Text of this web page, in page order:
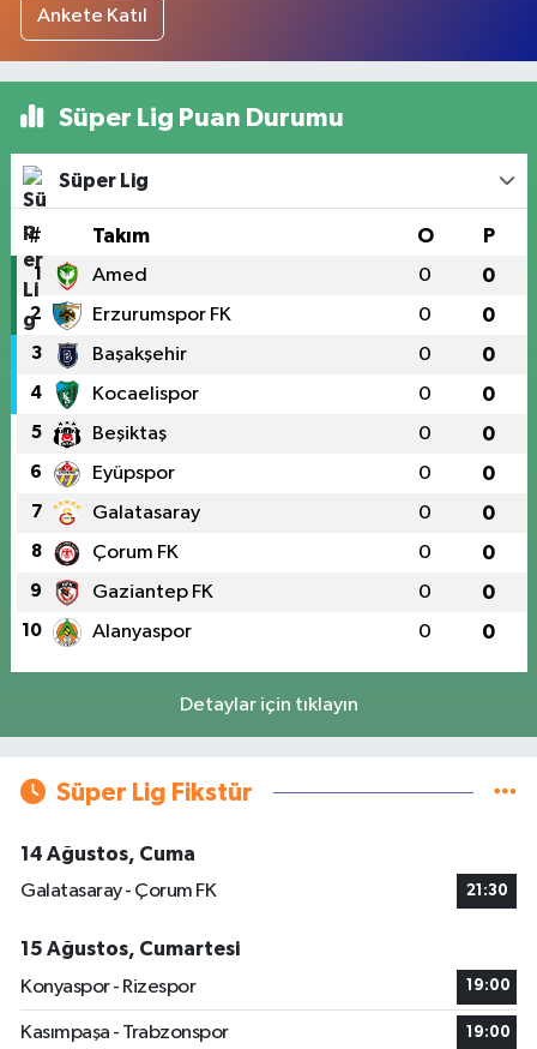
Ankete Katıl
Süper Lig Puan Durumu
Süper Lig
# Takım O P
1 Amed 0 0
2 Erzurumspor FK 0 0
3 Başakşehir 0 0
4 Kocaelispor 0 0
5 Beşiktaş 0 0
6 Eyüpspor 0 0
7 Galatasaray 0 0
8 Çorum FK 0 0
9 Gaziantep FK 0 0
10 Alanyaspor 0 0
Detaylar için tıklayın
Süper Lig Fikstür
14 Ağustos, Cuma
Galatasaray - Çorum FK
21:30
15 Ağustos, Cumartesi
Konyaspor - Rizespor
19:00
Kasımpaşa - Trabzonspor 19:00